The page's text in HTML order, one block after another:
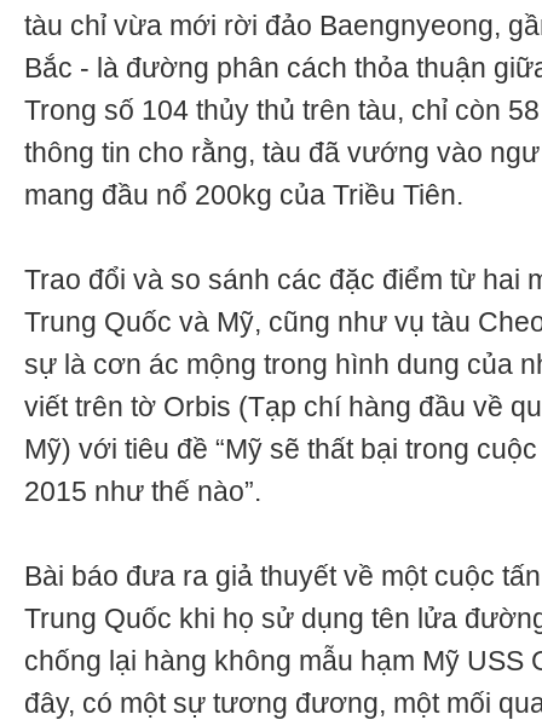
tàu chỉ vừa mới rời đảo Baengnyeong,
Bắc - là đường phân cách thỏa thuận
Trong số 104 thủy thủ trên tàu, chỉ còn
thông tin cho rằng, tàu đã vướng vào
mang đầu nổ 200kg của Triều Tiên.
Trao đổi và so sánh các đặc điểm từ hai
Trung Quốc và Mỹ, cũng như vụ tàu
sự là cơn ác mộng trong hình dung của
viết trên tờ Orbis (Tạp chí hàng đầu về
Mỹ) với tiêu đề “Mỹ sẽ thất bại trong
2015 như thế nào”.
Bài báo đưa ra giả thuyết về một cuộc
Trung Quốc khi họ sử dụng tên lửa
chống lại hàng không mẫu hạm Mỹ USS
đây, có một sự tương đương, một mối